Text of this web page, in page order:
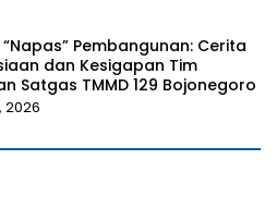
Pembangunan: Cerita
dan Kesigapan Tim
Satgas TMMD 129 Bojonegoro
2026